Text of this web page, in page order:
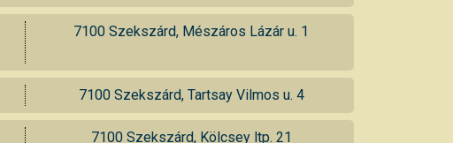
7100 Szekszárd, Mészáros Lázár u. 1
7100 Szekszárd, Tartsay Vilmos u. 4
7100 Szekszárd, Kölcsey ltp. 21